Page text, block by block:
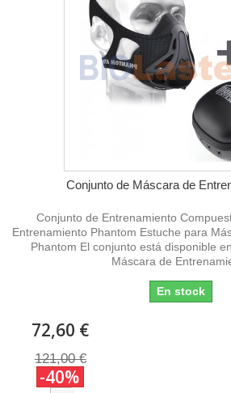
Conjunto de Máscara de
Conjunto de Entrenamiento
Entrenamiento Phantom Estuche para
Phantom El conjunto está disponible
Máscara de
En stock
72,60 €
121,00 €
-40%